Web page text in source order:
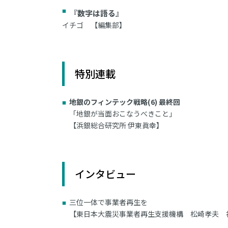
『数字は語る』
イチゴ 【編集部】
特別連載
地銀のフィンテック戦略(6) 最終回
「地銀が当面おこなうべきこと」
【浜銀総合研究所 伊東眞幸】
インタビュー
三位一体で事業者再生を
【東日本大震災事業者再生支援機構 松崎孝夫